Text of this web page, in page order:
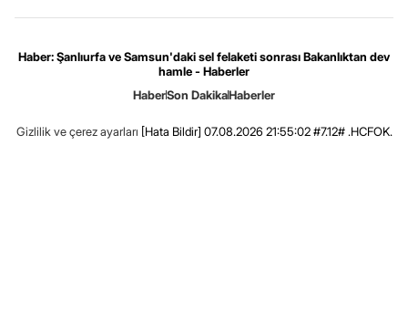
Haber: Şanlıurfa ve Samsun'daki sel felaketi sonrası Bakanlıktan dev
hamle - Haberler
HaberSon DakikaHaberler
Gizlilik ve çerez ayarları [Hata Bildir] 07.08.2026 21:55:02 #7.12# .HCFOK.